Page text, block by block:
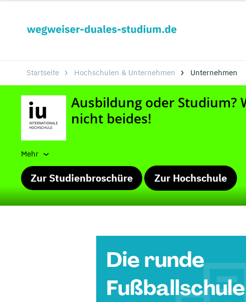
Startseite Hochschulen & Unternehmen Unternehmen
Mehr
Zur Studienbroschüre Zur Hochschule
Die runde
Fußballschule